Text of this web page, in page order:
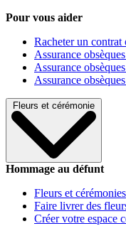
Pour vous aider
Racheter un contrat
Assurance
Assurance
Assurance
Fleurs et cérémonie
Hommage au défunt
Fleurs et cérémonies
Faire livrer des
Créer votre espace